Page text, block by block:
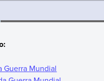
Guerra Mundial